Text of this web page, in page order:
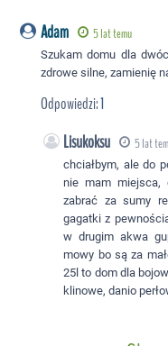
Adam 5 lat temu
Szukam domu dla
zdrowe silne, zamienię
Odpowiedzi:1
Lisukoksu 5 lat
chciałbym, ale do
nie mam miejsca,
zabrać za sumy
gagatki z
w drugim akwa
mowy bo są za
25l to dom dla
klinowe, danio